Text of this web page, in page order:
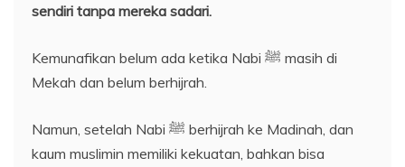
sendiri tanpa mereka sadari.
Kemunafikan belum ada ketika Nabi ﷺ masih di
Mekah dan belum berhijrah.
Namun, setelah Nabi ﷺ berhijrah ke Madinah, dan
kaum muslimin memiliki kekuatan, bahkan bisa